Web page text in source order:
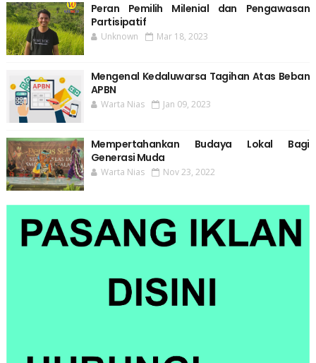
Peran Pemilih Milenial dan Pengawasan
Partisipatif
Unknown Mar 18, 2023
Mengenal Kedaluwarsa Tagihan Atas Beban
APBN
Warta Nias Jan 09, 2023
Mempertahankan Budaya Lokal Bagi
Generasi Muda
Warta Nias Nov 23, 2022